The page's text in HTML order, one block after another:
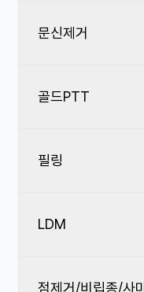
문신제거
골드PTT
필링
LDM
점제거/비립종/사